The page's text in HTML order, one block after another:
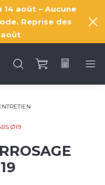
août – Aucune
Reprise des
août
Ø19